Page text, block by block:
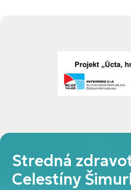
Stredná
Celestíny